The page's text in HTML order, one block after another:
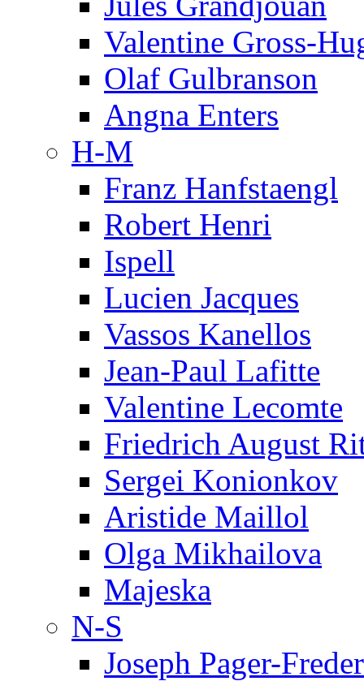
Valentine Gross-
Olaf Gulbranson
Angna Enters
H-M
Franz Hanfstaengl
Robert Henri
Ispell
Lucien Jacques
Vassos Kanellos
Jean-Paul Lafitte
Valentine Lecomte
Friedrich August
Sergei Konionkov
Aristide Maillol
Olga Mikhailova
Majeska
N-S
Joseph Pager-